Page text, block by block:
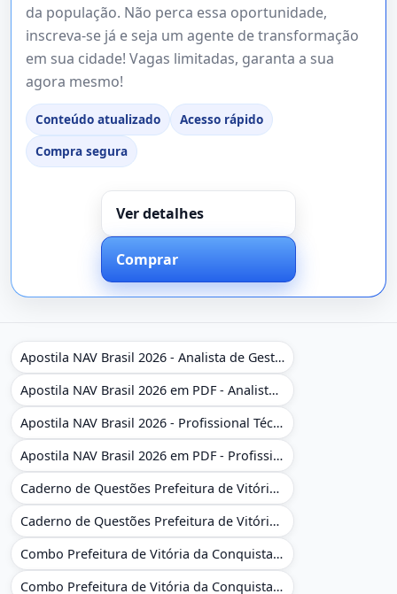
da população. Não perca essa oportunidade,
inscreva-se já e seja um agente de transformação
em sua cidade! Vagas limitadas, garanta a sua
agora mesmo!
Conteúdo atualizado
Acesso rápido
Compra segura
Ver detalhes
Comprar
Apostila NAV Brasil 2026 - Analista de Gestão
Apostila NAV Brasil 2026 em PDF - Analista de Gestão
Apostila NAV Brasil 2026 - Profissional Técnico de Navegação Aérea - Operador de Torre de Controle
Apostila NAV Brasil 2026 em PDF - Profissional Técnico de Navegação Aérea - Operador de Torre de Controle
Caderno de Questões Prefeitura de Vitória da Conquista - BA - Conhecimentos Gerais - 450 Questões Gabaritadas
Caderno de Questões Prefeitura de Vitória da Conquista em PDF - BA - Conhecimentos Gerais - 450 Questões Gabaritadas
Combo Prefeitura de Vitória da Conquista - BA 2026 - Monitor Escolar (Educação Infantil e Cobertura das AC'S)
Combo Prefeitura de Vitória da Conquista - BA 2026 - Monitor Escolar (Educação Infantil e Cobertura das AC'S)